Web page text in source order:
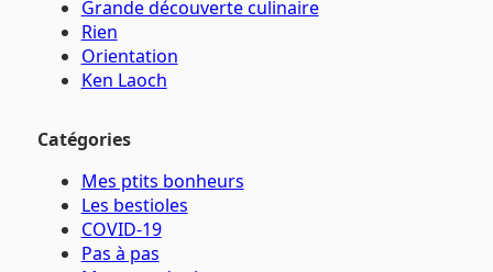
Grande découverte culinaire
Rien
Orientation
Ken Laoch
Catégories
Mes ptits bonheurs
Les bestioles
COVID-19
Pas à pas